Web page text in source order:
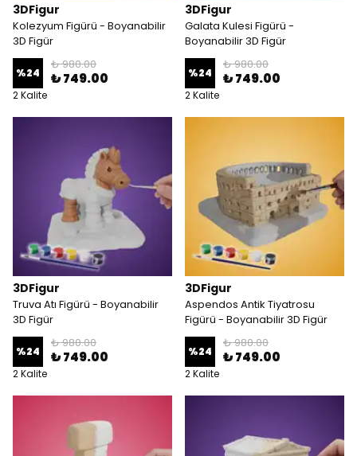
3DFigur
Kolezyum Figürü - Boyanabilir
3D Figür
%24
₺ 980.00
₺ 749.00
2 Kalite
3DFigur
Galata Kulesi Figürü -
Boyanabilir 3D Figür
%24
₺ 980.00
₺ 749.00
2 Kalite
3DFigur
Truva Atı Figürü - Boyanabilir
3D Figür
%24
₺ 980.00
₺ 749.00
2 Kalite
3DFigur
Aspendos Antik Tiyatrosu
Figürü - Boyanabilir 3D Figür
%24
₺ 980.00
₺ 749.00
2 Kalite